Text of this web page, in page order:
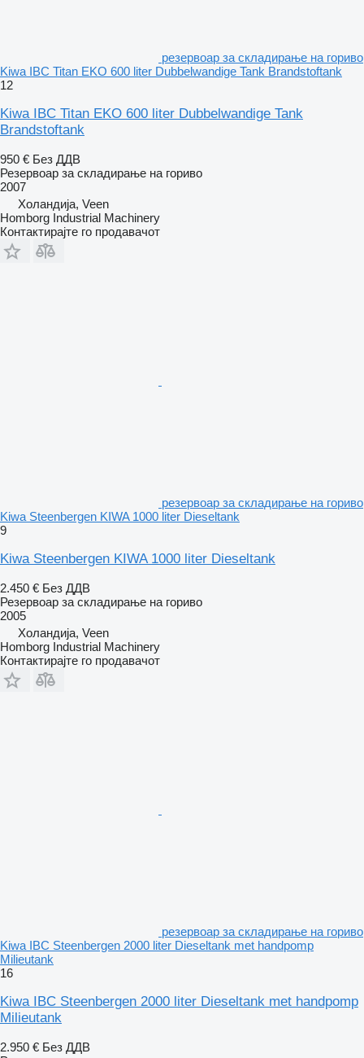
резервоар за складирање на гориво
Kiwa IBC Titan EKO 600 liter Dubbelwandige Tank Brandstoftank
12
Kiwa IBC Titan EKO 600 liter Dubbelwandige Tank
Brandstoftank
950 € Без ДДВ
Резервоар за складирање на гориво
2007
Холандија, Veen
Homborg Industrial Machinery
Контактирајте го продавачот
резервоар за складирање на гориво
Kiwa Steenbergen KIWA 1000 liter Dieseltank
9
Kiwa Steenbergen KIWA 1000 liter Dieseltank
2.450 € Без ДДВ
Резервоар за складирање на гориво
2005
Холандија, Veen
Homborg Industrial Machinery
Контактирајте го продавачот
резервоар за складирање на гориво
Kiwa IBC Steenbergen 2000 liter Dieseltank met handpomp
Milieutank
16
Kiwa IBC Steenbergen 2000 liter Dieseltank met handpomp
Milieutank
2.950 € Без ДДВ